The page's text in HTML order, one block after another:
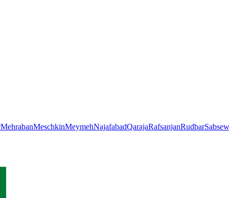
MehrabanMeschkinMeymehNajafabadQarajaRafsanjanRudbar